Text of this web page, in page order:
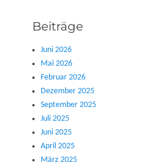
Beiträge
Juni 2026
Mai 2026
Februar 2026
Dezember 2025
September 2025
Juli 2025
Juni 2025
April 2025
März 2025